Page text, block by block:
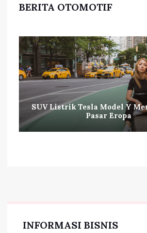
BERITA OTOMOTIF
SUV Listrik Tesla Model Y
Pasar Eropa
INFORMASI BISNIS